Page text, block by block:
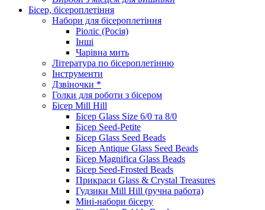
Бісер, бісероплетіння
Набори для бісероплетіння
Ріоліс (Росія)
Інші
Чарівна мить
Література по бісероплетінню
Інструменти
Дзвіночки *
Голки для роботи з бісером
Бісер Mill Hill
Бісер Glass Size 6/0 та 8/0
Бісер Seed-Petite
Бісер Glass Seed Beads
Бісер Antique Glass Seed Beads
Бісер Magnifica Glass Beads
Бісер Seed-Frosted Beads
Прикраси Glass & Crystal Treasures
Гудзики Mill Hill (ручна работа)
Міні-набори бісеру